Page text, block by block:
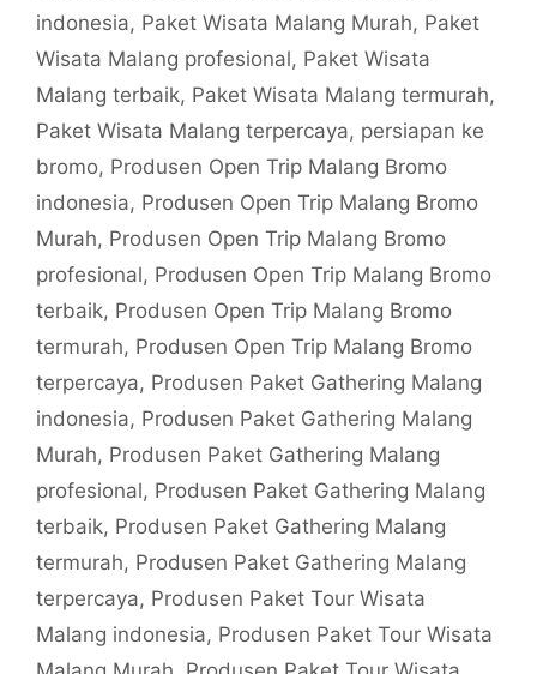
indonesia, Paket Wisata Malang Murah, Paket
Wisata Malang profesional, Paket Wisata
Malang terbaik, Paket Wisata Malang termurah,
Paket Wisata Malang terpercaya, persiapan ke
bromo, Produsen Open Trip Malang Bromo
indonesia, Produsen Open Trip Malang Bromo
Murah, Produsen Open Trip Malang Bromo
profesional, Produsen Open Trip Malang Bromo
terbaik, Produsen Open Trip Malang Bromo
termurah, Produsen Open Trip Malang Bromo
terpercaya, Produsen Paket Gathering Malang
indonesia, Produsen Paket Gathering Malang
Murah, Produsen Paket Gathering Malang
profesional, Produsen Paket Gathering Malang
terbaik, Produsen Paket Gathering Malang
termurah, Produsen Paket Gathering Malang
terpercaya, Produsen Paket Tour Wisata
Malang indonesia, Produsen Paket Tour Wisata